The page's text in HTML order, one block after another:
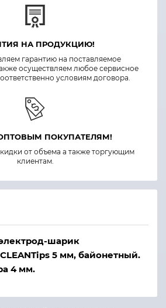
НА ПРОДУКЦИЮ!
гарантию на поставляемое
осуществляем любое сервисное
условиям договора.
ПОКУПАТЕЛЯМ!
от объема а также торгующим
клиентам.
шарик
5 мм, байонетный.
4 мм.